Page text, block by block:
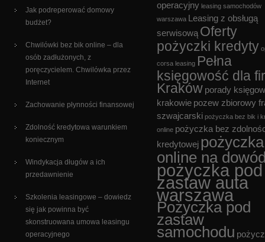
Jak podreperować domowy
budżet?
Chwilówki bez bik online – dla
osób zadłużonych, z
poręczycielem. Chwilówka przez
Internet
Zachowanie płynności finansowej
Zdolność kredytowa warunkiem
koniecznym
Windykacja długów a ich
przedawnienie
Szkolenia leasingowe – dowiedz
się jak powinna być
skonstruowana umowa leasingu
operacyjnego
operacyjny leasing samochodów
warszawa
Leasing z obsługą
serwisową Oferty
pożyczki kredyty
corsa leasing Pełna
księgowość dla
Kraków porady
krakowie pozew zbiorowy
szwajcarski pożyczka bez bik i
online pożyczka bez
kredytowej pożyczka
online na
pożyczka pod
zastaw auta
warszawa
Pożyczka pod
zastaw
samochodu